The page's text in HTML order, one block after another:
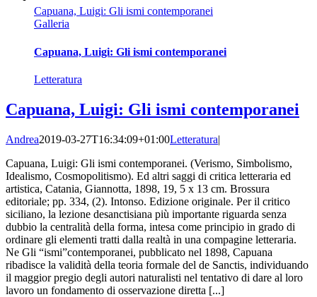
Capuana, Luigi: Gli ismi contemporanei
Galleria
Capuana, Luigi: Gli ismi contemporanei
Letteratura
Capuana, Luigi: Gli ismi contemporanei
Andrea2019-03-27T16:34:09+01:00Letteratura|
Capuana, Luigi: Gli ismi contemporanei. (Verismo, Simbolismo,
Idealismo, Cosmopolitismo). Ed altri saggi di critica letteraria ed
artistica, Catania, Giannotta, 1898, 19, 5 x 13 cm. Brossura
editoriale; pp. 334, (2). Intonso. Edizione originale. Per il critico
siciliano, la lezione desanctisiana più importante riguarda senza
dubbio la centralità della forma, intesa come principio in grado di
ordinare gli elementi tratti dalla realtà in una compagine letteraria.
Ne Gli “ismi”contemporanei, pubblicato nel 1898, Capuana
ribadisce la validità della teoria formale del de Sanctis, individuando
il maggior pregio degli autori naturalisti nel tentativo di dare al loro
lavoro un fondamento di osservazione diretta [...]